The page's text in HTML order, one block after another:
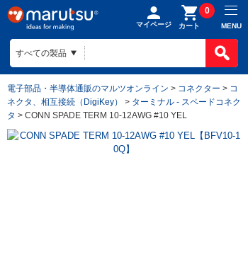
マイページ カート
0
MENU
電子部品・半導体通販のマルツオンライン > コネクター > コ
ネクタ、相互接続（DigiKey）
> ターミナル - スペードコネク
タ > CONN SPADE TERM 10-12AWG #10 YEL